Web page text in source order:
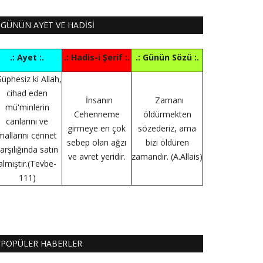
GÜNÜN AYET VE HADİSİ
.: Ayet :. .: Hadis-i Şerif :.
.: Günün Sözü :.
ki Allah,
cihad eden
mü'minlerin
canlarını ve
cennet
satın
111)
İnsanın
Cehenneme
girmeye en çok
sebep olan ağzı
ve avret yeridir.
Zamanı
öldürmekten
sözederiz, ama
bizi öldüren
zamandır. (A.Allais)
POPÜLER HABERLER